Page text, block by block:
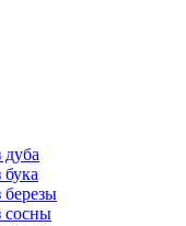
сосны